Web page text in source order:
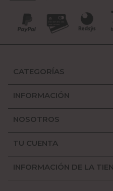
CATEGORÍAS
INFORMACIÓN
NOSOTROS
TU CUENTA
INFORMACIÓN DE LA